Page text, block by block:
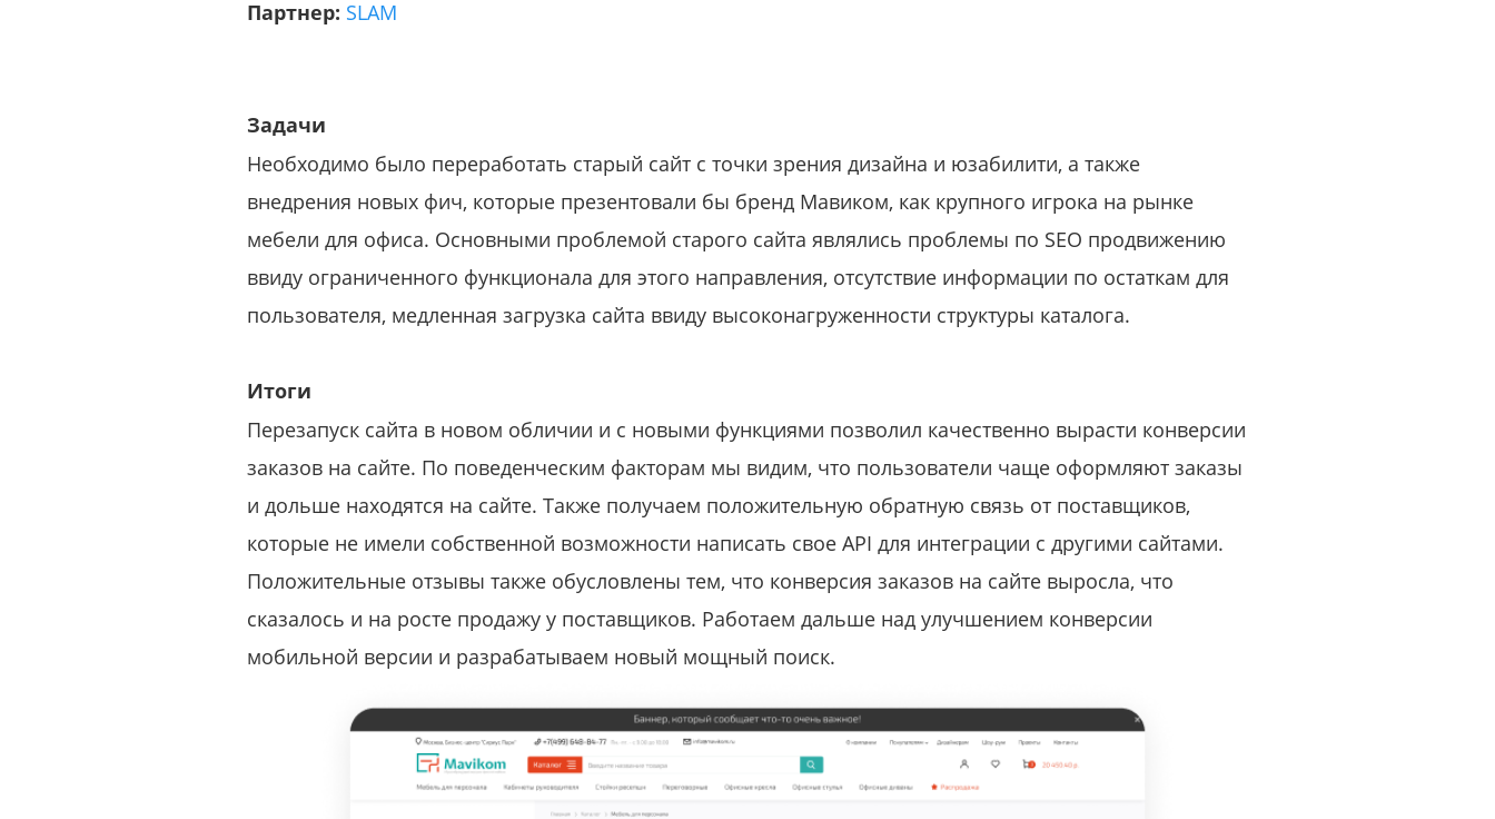
Партнер: SLAM
Задачи
Необходимо было переработать старый сайт с точки зрения дизайна и юзабилити, а также
внедрения новых фич, которые презентовали бы бренд Мавиком, как крупного игрока на рынке
мебели для офиса. Основными проблемой старого сайта являлись проблемы по SEO продвижению
ввиду ограниченного функционала для этого направления, отсутствие информации по остаткам для
пользователя, медленная загрузка сайта ввиду высоконагруженности структуры каталога.
Итоги
Перезапуск сайта в новом обличии и с новыми функциями позволил качественно вырасти конверсии
заказов на сайте. По поведенческим факторам мы видим, что пользователи чаще оформляют заказы
и дольше находятся на сайте. Также получаем положительную обратную связь от поставщиков,
которые не имели собственной возможности написать свое API для интеграции с другими сайтами.
Положительные отзывы также обусловлены тем, что конверсия заказов на сайте выросла, что
сказалось и на росте продажу у поставщиков. Работаем дальше над улучшением конверсии
мобильной версии и разрабатываем новый мощный поиск.